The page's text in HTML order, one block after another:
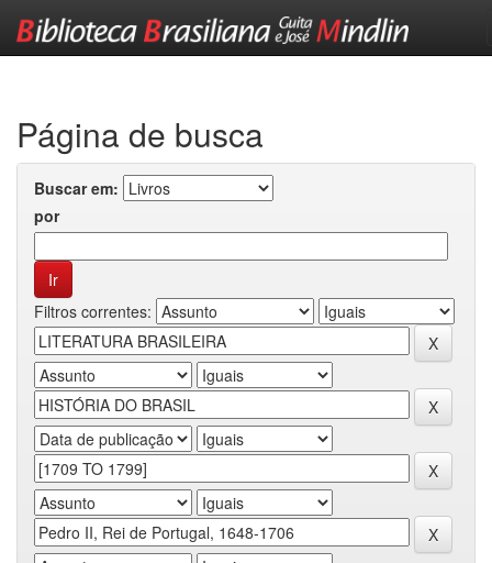
Página de busca
Buscar em:
por
Filtros correntes: